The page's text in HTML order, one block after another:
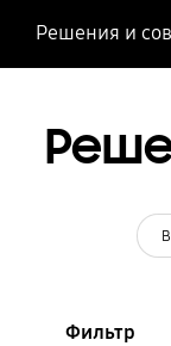
Решения и
Фильтр